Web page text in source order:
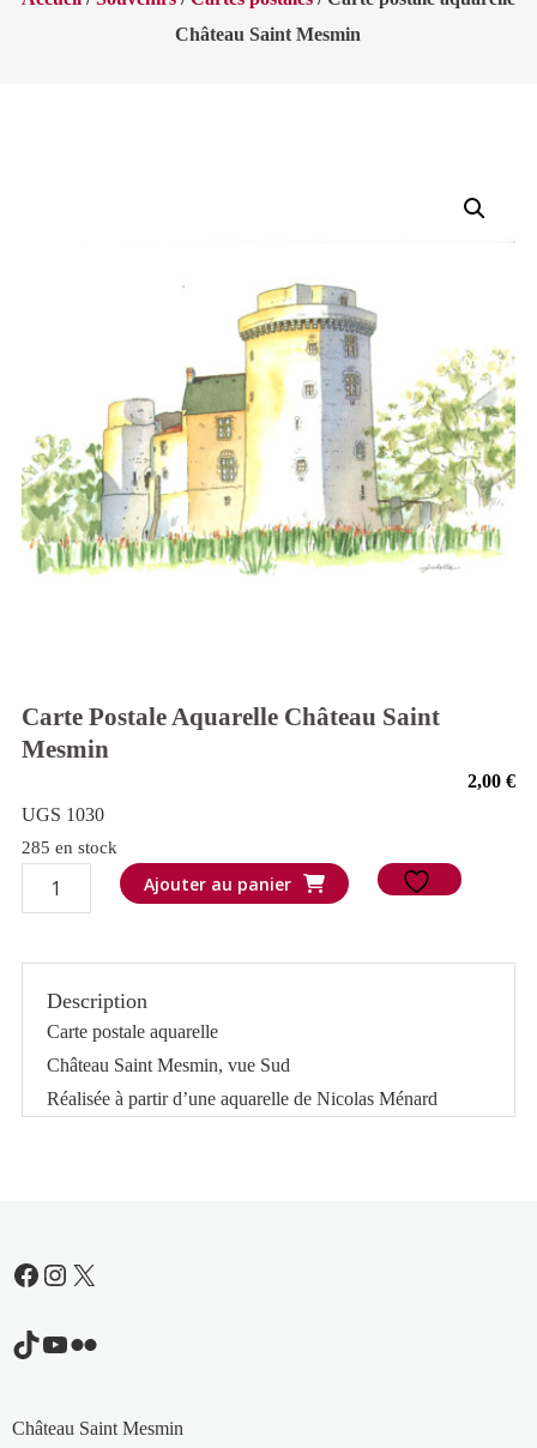
Château Saint Mesmin
Carte Postale Aquarelle Château Saint
Mesmin
2,00€
UGS 1030
285 en stock
quantité
de
aquarelle
Mesmin
Ajouter au panier
Description
Carte postale aquarelle
Château Saint Mesmin, vue Sud
Réalisée à partir d’une aquarelle de Nicolas Ménard
Facebook
Instagram
X
TikTok
YouTube
Flickr
Château Saint Mesmin